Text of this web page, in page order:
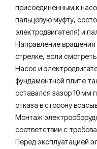
присоединенным к
пальцевую муфту,
электродвигателя) и
Направление вращения
стрелке, если
Насос и
фундаментной плите
оставался зазор 10 мм
отказа в сторону
Монтаж
соответствии с
Перед эксплуатацией